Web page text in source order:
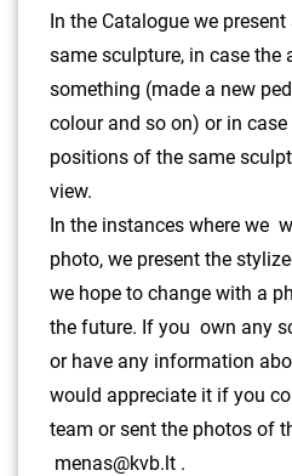
In the Catalogue we
same sculpture, in case the
something (made a new
colour and so on) or in case
positions of the same
view.
In the instances where we
photo, we present the
we hope to change with a
the future. If you own any
or have any information
would appreciate it if you
team or sent the photos of
menas@kvb.lt .